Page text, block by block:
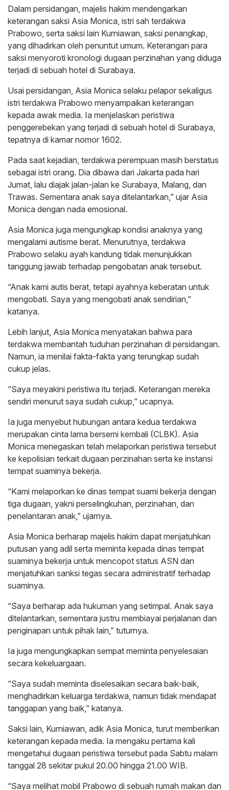
Dalam persidangan, majelis hakim mendengarkan
keterangan saksi Asia Monica, istri sah terdakwa
Prabowo, serta saksi lain Kurniawan, saksi penangkap,
yang dihadirkan oleh penuntut umum. Keterangan para
saksi menyoroti kronologi dugaan perzinahan yang diduga
terjadi di sebuah hotel di Surabaya.
Usai persidangan, Asia Monica selaku pelapor sekaligus
istri terdakwa Prabowo menyampaikan keterangan
kepada awak media. Ia menjelaskan peristiwa
penggerebekan yang terjadi di sebuah hotel di Surabaya,
tepatnya di kamar nomor 1602.
Pada saat kejadian, terdakwa perempuan masih berstatus
sebagai istri orang. Dia dibawa dari Jakarta pada hari
Jumat, lalu diajak jalan-jalan ke Surabaya, Malang, dan
Trawas. Sementara anak saya ditelantarkan,” ujar Asia
Monica dengan nada emosional.
Asia Monica juga mengungkap kondisi anaknya yang
mengalami autisme berat. Menurutnya, terdakwa
Prabowo selaku ayah kandung tidak menunjukkan
tanggung jawab terhadap pengobatan anak tersebut.
“Anak kami autis berat, tetapi ayahnya keberatan untuk
mengobati. Saya yang mengobati anak sendirian,”
katanya.
Lebih lanjut, Asia Monica menyatakan bahwa para
terdakwa membantah tuduhan perzinahan di persidangan.
Namun, ia menilai fakta-fakta yang terungkap sudah
cukup jelas.
“Saya meyakini peristiwa itu terjadi. Keterangan mereka
sendiri menurut saya sudah cukup,” ucapnya.
Ia juga menyebut hubungan antara kedua terdakwa
merupakan cinta lama bersemi kembali (CLBK). Asia
Monica menegaskan telah melaporkan peristiwa tersebut
ke kepolisian terkait dugaan perzinahan serta ke instansi
tempat suaminya bekerja.
“Kami melaporkan ke dinas tempat suami bekerja dengan
tiga dugaan, yakni perselingkuhan, perzinahan, dan
penelantaran anak,” ujarnya.
Asia Monica berharap majelis hakim dapat menjatuhkan
putusan yang adil serta meminta kepada dinas tempat
suaminya bekerja untuk mencopot status ASN dan
menjatuhkan sanksi tegas secara administratif terhadap
suaminya.
“Saya berharap ada hukuman yang setimpal. Anak saya
ditelantarkan, sementara justru membiayai perjalanan dan
penginapan untuk pihak lain,” tuturnya.
Ia juga mengungkapkan sempat meminta penyelesaian
secara kekeluargaan.
“Saya sudah meminta diselesaikan secara baik-baik,
menghadirkan keluarga terdakwa, namun tidak mendapat
tanggapan yang baik,” katanya.
Saksi lain, Kurniawan, adik Asia Monica, turut memberikan
keterangan kepada media. Ia mengaku pertama kali
mengetahui dugaan peristiwa tersebut pada Sabtu malam
tanggal 28 sekitar pukul 20.00 hingga 21.00 WIB.
“Saya melihat mobil Prabowo di sebuah rumah makan dan